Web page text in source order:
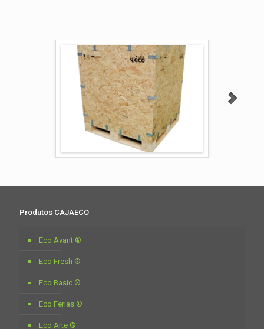
Produtos CAJAECO
Eco Avant ®
Eco Fresh ®
Eco Basic ®
Eco Ferias ®
Eco Arte ®